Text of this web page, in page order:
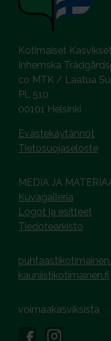
Kotimaiset Kasvikset
Inhemska
co MTK / Laatua
PL 510
00101 Helsinki
Evästekäytännöt
Tietosuojaseloste
MEDIA JA
Kuvagalleria
Logot ja esitteet
Tiedotearkisto
kauniistikotimainen.fi
voimaakasviksista